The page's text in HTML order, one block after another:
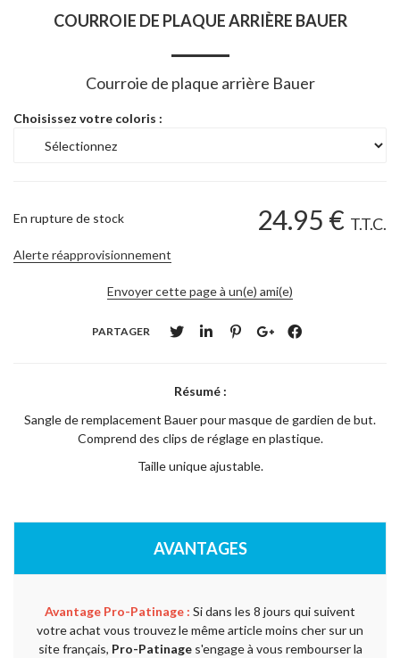
COURROIE DE PLAQUE ARRIÈRE BAUER
Courroie de plaque arrière Bauer
Choisissez votre coloris :
24.95 € T.T.C.
En rupture de stock
Alerte réapprovisionnement
Envoyer cette page à un(e) ami(e)
PARTAGER
Résumé :
Sangle de remplacement Bauer pour masque de gardien de but.
Comprend des clips de réglage en plastique.
Taille unique ajustable.
AVANTAGES
Avantage Pro-Patinage : Si dans les 8 jours qui suivent
votre achat vous trouvez le même article moins cher sur un
site français, Pro-Patinage s'engage à vous rembourser la